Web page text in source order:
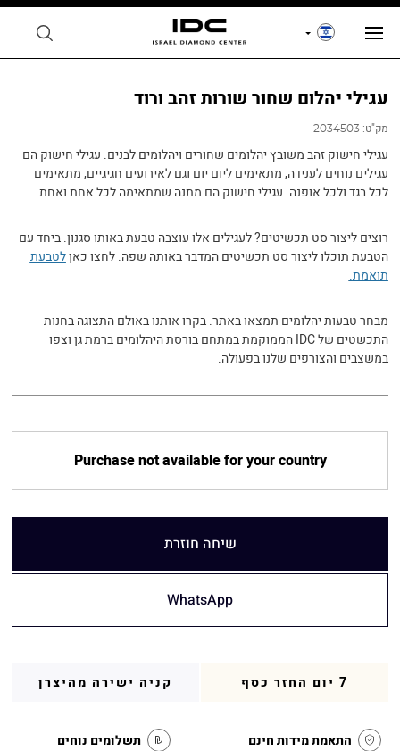
עגילי יהלום שחור שורות זהב ורוד
מק"ט: 2034503
עגילי חישוק זהב משובץ יהלומים שחורים ויהלומים לבנים. עגילי חישוק הם
עגילים נוחים לענידה, מתאימים ליום יום וגם לאירועים חגיגיים, מתאימים
לכל בגד ולכל אופנה. עגילי חישוק הם מתנה שמתאימה לכל אחת ואחת.
רוצים ליצור סט תכשיטים? לעגילים אלו עוצבה טבעת באותו סגנון. ביחד עם
הטבעת תוכלו ליצור סט תכשיטים המדבר באותה שפה. לחצו כאןלטבעת
תואמת.
מבחר טבעות יהלומים תמצאו באתר. בקרו אותנו באולם התצוגה בחנות
התכשטים של IDC הממוקמת במתחם בורסת היהלומים ברמת גן וצפו
במשצבים והצורפים שלנו בפעולה.
Purchase not available for your country
שיחה חוזרת
WhatsApp
7 יום החזר כסף קניה ישירה מהיצרן
התאמת מידות חינם תשלומים נוחים